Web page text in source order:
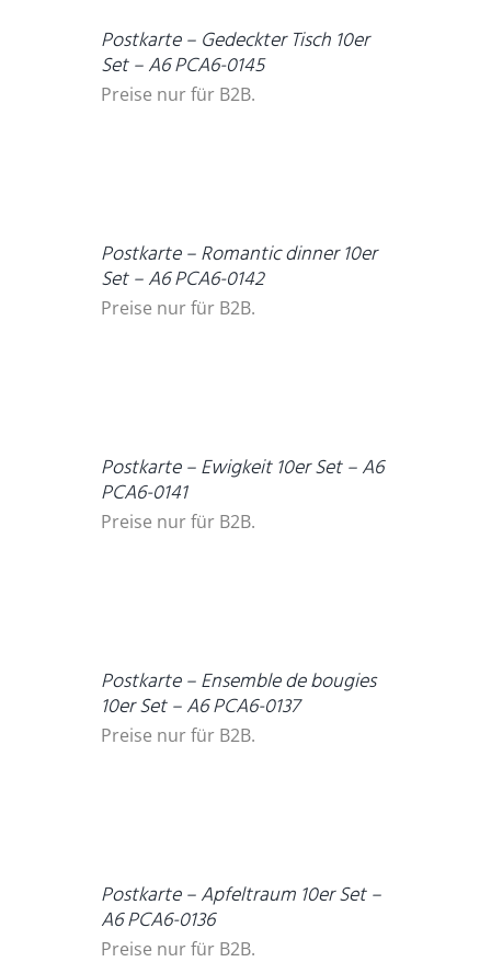
Postkarte – Gedeckter Tisch 10er
Set – A6 PCA6-0145
Preise nur für B2B.
Postkarte – Romantic dinner 10er
Set – A6 PCA6-0142
Preise nur für B2B.
Postkarte – Ewigkeit 10er Set – A6
PCA6-0141
Preise nur für B2B.
Postkarte – Ensemble de bougies
10er Set – A6 PCA6-0137
Preise nur für B2B.
Postkarte – Apfeltraum 10er Set –
A6 PCA6-0136
Preise nur für B2B.